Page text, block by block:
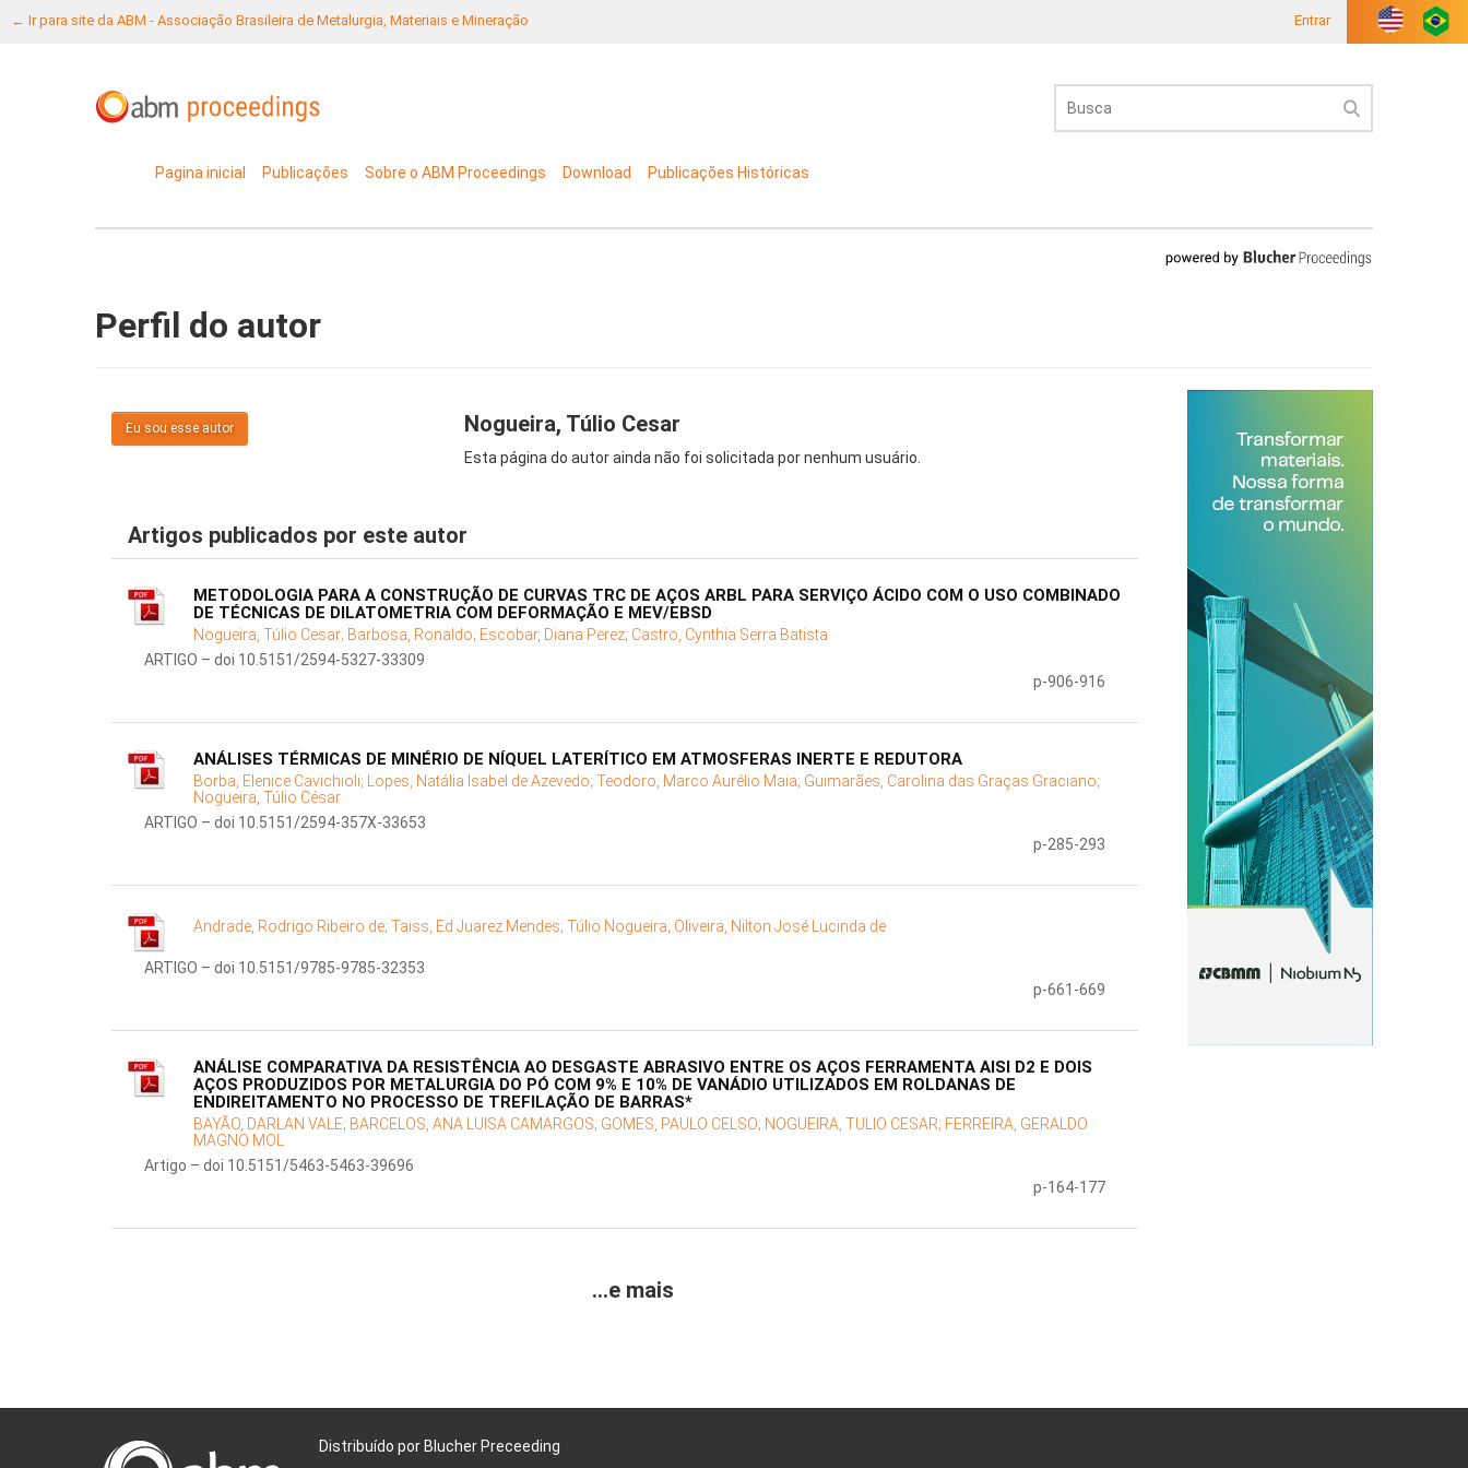
← Ir para site da ABM - Associação Brasileira de Metalurgia, Materiais e Mineração Entrar
Pagina inicial Publicações Sobre o ABM Proceedings Download Publicações Históricas
Perfil do autor
Eu sou esse autor Nogueira, Túlio Cesar
Esta página do autor ainda não foi solicitada por nenhum usuário.
Artigos publicados por este autor
METODOLOGIA PARA A CONSTRUÇÃO DE CURVAS TRC DE AÇOS ARBL PARA SERVIÇO ÁCIDO COM O USO COMBINADO
DE TÉCNICAS DE DILATOMETRIA COM DEFORMAÇÃO E MEV/EBSD
Nogueira, Túlio Cesar; Barbosa, Ronaldo; Escobar, Diana Perez; Castro, Cynthia Serra Batista
ARTIGO – doi 10.5151/2594-5327-33309
p-906-916
ANÁLISES TÉRMICAS DE MINÉRIO DE NÍQUEL LATERÍTICO EM ATMOSFERAS INERTE E REDUTORA
Borba, Elenice Cavichioli; Lopes, Natália Isabel de Azevedo; Teodoro, Marco Aurélio Maia; Guimarães, Carolina das Graças Graciano;
Nogueira, Túlio César
ARTIGO – doi 10.5151/2594-357X-33653
p-285-293
Andrade, Rodrigo Ribeiro de; Taiss, Ed Juarez Mendes; Túlio Nogueira; Oliveira, Nilton José Lucinda de
ARTIGO – doi 10.5151/9785-9785-32353
p-661-669
ANÁLISE COMPARATIVA DA RESISTÊNCIA AO DESGASTE ABRASIVO ENTRE OS AÇOS FERRAMENTA AISI D2 E DOIS
AÇOS PRODUZIDOS POR METALURGIA DO PÓ COM 9% E 10% DE VANÁDIO UTILIZADOS EM ROLDANAS DE
ENDIREITAMENTO NO PROCESSO DE TREFILAÇÃO DE BARRAS*
BAYÃO, DARLAN VALE; BARCELOS, ANA LUISA CAMARGOS; GOMES, PAULO CELSO; NOGUEIRA, TULIO CESAR; FERREIRA, GERALDO
MAGNO MOL
Artigo – doi 10.5151/5463-5463-39696
p-164-177
...e mais
Distribuído por Blucher Preceeding